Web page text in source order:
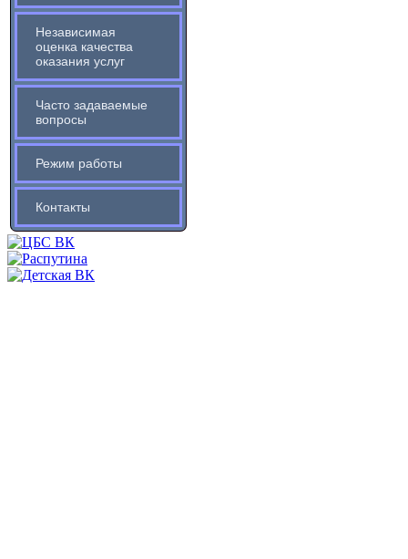
Независимая
оценка качества
оказания услуг
Часто задаваемые
вопросы
Режим работы
Контакты